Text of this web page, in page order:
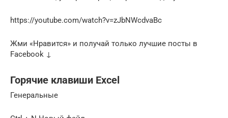
https://youtube.com/watch?v=zJbNWcdvaBc
Жми «Нравится» и получай только лучшие посты в
Facebook ↓
Горячие клавиши Excel
Генеральные